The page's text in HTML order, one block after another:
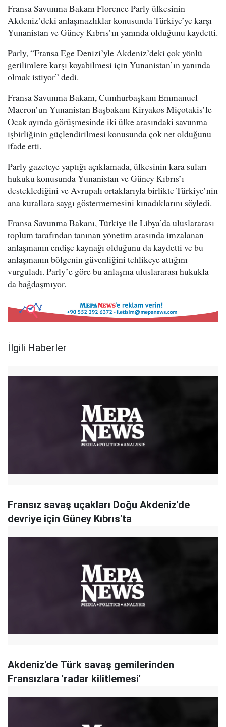
Fransa Savunma Bakanı Florence Parly ülkesinin
Akdeniz’deki anlaşmazlıklar konusunda Türkiye’ye karşı
Yunanistan ve Güney Kıbrıs’ın yanında olduğunu kaydetti.
Parly, “Fransa Ege Denizi’yle Akdeniz’deki çok yönlü
gerilimlere karşı koyabilmesi için Yunanistan’ın yanında
olmak istiyor” dedi.
Fransa Savunma Bakanı, Cumhurbaşkanı Emmanuel
Macron’un Yunanistan Başbakanı Kiryakos Miçotakis’le
Ocak ayında görüşmesinde iki ülke arasındaki savunma
işbirliğinin güçlendirilmesi konusunda çok net olduğunu
ifade etti.
Parly gazeteye yaptığı açıklamada, ülkesinin kara suları
hukuku konusunda Yunanistan ve Güney Kıbrıs’ı
desteklediğini ve Avrupalı ortaklarıyla birlikte Türkiye’nin
ana kurallara saygı göstermemesini kınadıklarını söyledi.
Fransa Savunma Bakanı, Türkiye ile Libya’da uluslararası
toplum tarafından tanınan yönetim arasında imzalanan
anlaşmanın endişe kaynağı olduğunu da kaydetti ve bu
anlaşmanın bölgenin güvenliğini tehlikeye attığını
vurguladı. Parly’e göre bu anlaşma uluslararası hukukla
da bağdaşmıyor.
İlgili Haberler
Fransız savaş uçakları Doğu Akdeniz'de
devriye için Güney Kıbrıs'ta
Akdeniz'de Türk savaş gemilerinden
Fransızlara 'radar kilitlemesi'